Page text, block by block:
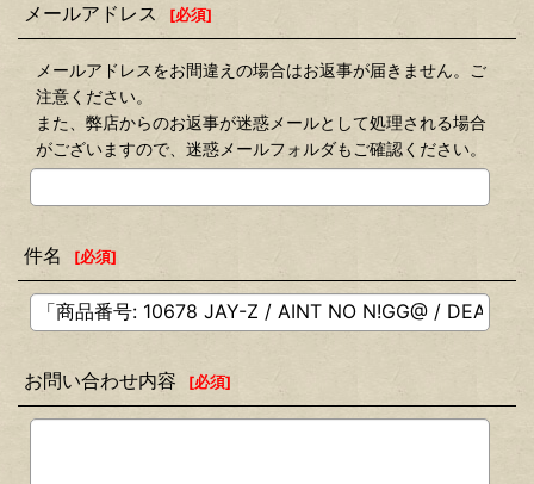
メールアドレス [必須]
メールアドレスをお間違えの場合はお返事が届きません。ご
注意ください。
また、弊店からのお返事が迷惑メールとして処理される場合
がございますので、迷惑メールフォルダもご確認ください。
件名 [必須]
お問い合わせ内容 [必須]